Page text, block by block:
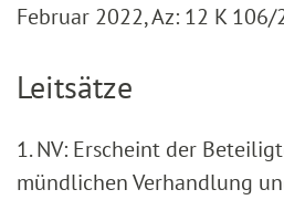
Februar 2022, Az: 12 K 106/
Leitsätze
1. NV: Erscheint der
mündlichen Verhandlung